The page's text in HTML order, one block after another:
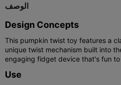
الوصف
Design Concepts
This pumpkin twist toy features a
unique twist mechanism built into
engaging fidget device that's fun
Use